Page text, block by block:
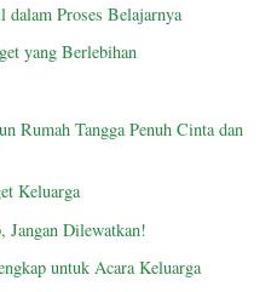
dalam Proses Belajarnya
yang Berlebihan
Rumah Tangga Penuh Cinta dan
Keluarga
Jangan Dilewatkan!
untuk Acara Keluarga